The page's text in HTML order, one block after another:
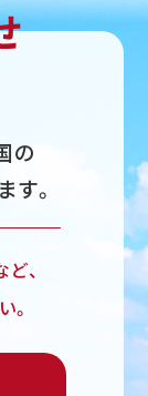
の
す。
、
。